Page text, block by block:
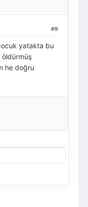
#9
yatakta bu
he doğru